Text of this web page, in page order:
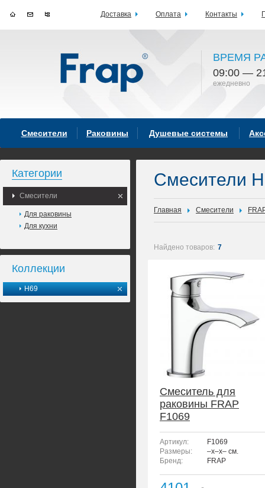
ВРЕМЯ
09:00 —
ежедневно
Смесители Раковины Душевые системы
Категории
Смесители
Для раковины
Для кухни
Коллекции
H69
Смесители
Главная Смесители
Найдено товаров: 7
Смеситель для
раковины FRAP
F1069
Артикул:
F1069
Размеры:
–x–x– см.
Бренд:
FRAP
Доставка Оплата Контакты